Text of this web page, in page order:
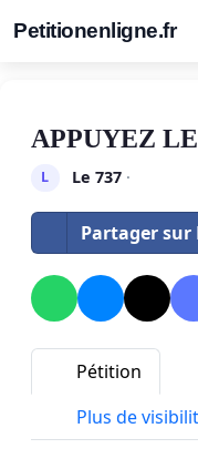
Petitionenligne.fr
APPUYEZ
L Le 737·
Partager sur
Pétition
Plus de